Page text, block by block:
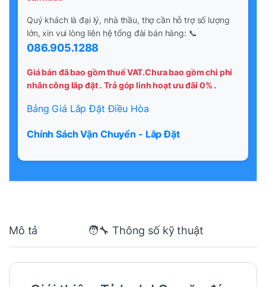
Quý khách là đại lý, nhà thầu, thợ cần hỗ trợ số lượng
lớn, xin vui lòng liên hệ tổng đài bán hàng: 📞
086.905.1288
Giá bán đã bao gồm thuế VAT.Chưa bao gồm chi phí
nhân công lắp đặt . Trả góp linh hoạt ưu đãi 0% .
Bảng Giá Lắp Đặt Điều Hòa
Chính Sách Vận Chuyển - Lắp Đặt
Mô tả 🧑‍🔧 Thông số kỹ thuật